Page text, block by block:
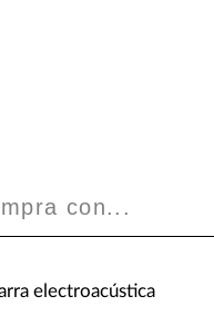
con...
electroacústica